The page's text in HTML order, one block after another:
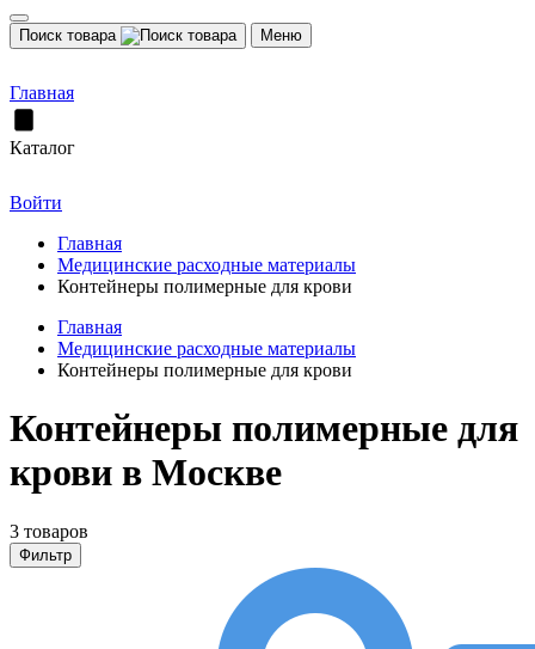
Поиск товара Меню
Главная
Каталог
Войти
Главная
Медицинские расходные материалы
Контейнеры полимерные для крови
Главная
Медицинские расходные материалы
Контейнеры полимерные для крови
Контейнеры полимерные для
крови в Москве
3 товаров
Фильтр